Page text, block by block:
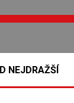
NEJDRAŽŠÍ